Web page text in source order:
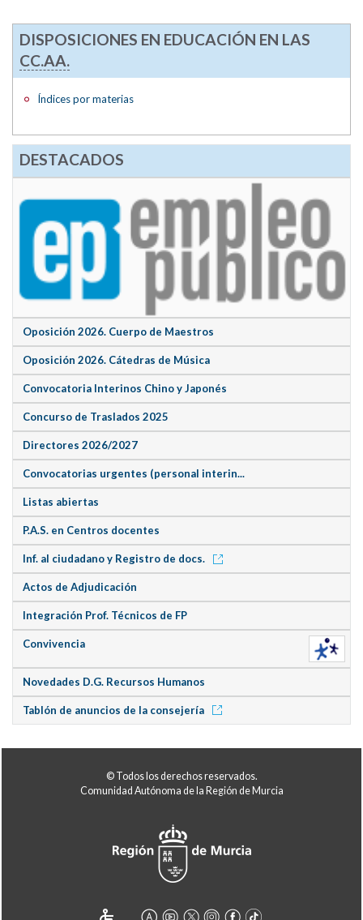
DISPOSICIONES EN EDUCACIÓN EN LAS
CC.AA.
Índices por materias
DESTACADOS
Oposición 2026. Cuerpo de Maestros
Oposición 2026. Cátedras de Música
Convocatoria Interinos Chino y Japonés
Concurso de Traslados 2025
Directores 2026/2027
Convocatorias urgentes (personal interin...
Listas abiertas
P.A.S. en Centros docentes
Inf. al ciudadano y Registro de docs.
Actos de Adjudicación
Integración Prof. Técnicos de FP
Convivencia
Novedades D.G. Recursos Humanos
Tablón de anuncios de la consejería
© Todos los derechos reservados.
Comunidad Autónoma de la Región de Murcia